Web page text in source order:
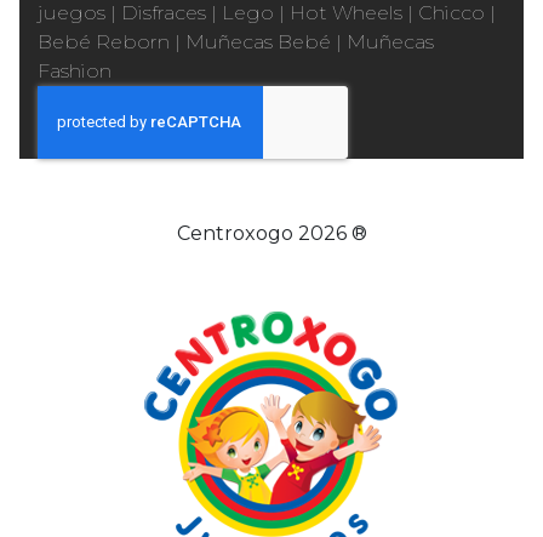
juegos | Disfraces | Lego | Hot Wheels | Chicco |
Bebé Reborn | Muñecas Bebé | Muñecas
Fashion
Centroxogo 2026 ®